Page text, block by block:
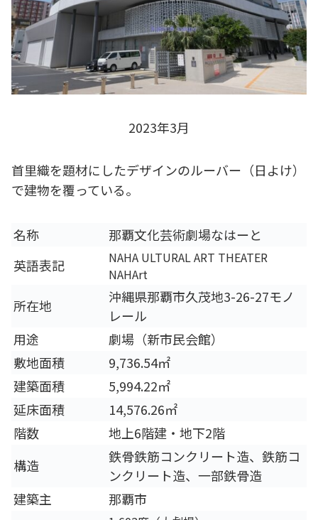
2023年3月
首里織を題材にしたデザインのルーバー（日よけ）
で建物を覆っている。
名称
那覇文化芸術劇場なはーと
英語表記
NAHA ULTURAL ART THEATER
NAHArt
所在地
沖縄県那覇市久茂地3-26-27モノ
レール
用途
劇場（新市民会館）
敷地面積
9,736.54㎡
建築面積
5,994.22㎡
延床面積
14,576.26㎡
階数
地上6階建・地下2階
構造
鉄骨鉄筋コンクリート造、鉄筋コ
ンクリート造、一部鉄骨造
建築主
那覇市